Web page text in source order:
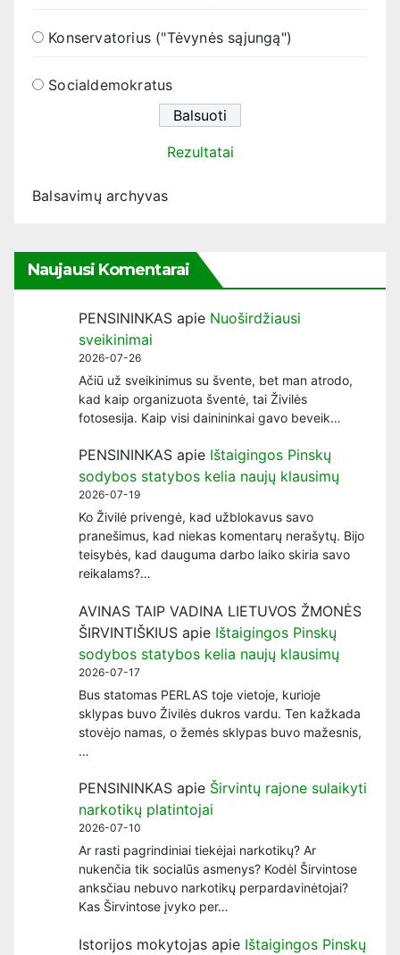
Konservatorius ("Tėvynės sąjungą")
Socialdemokratus
Rezultatai
Balsavimų archyvas
Naujausi Komentarai
PENSININKAS apie Nuoširdžiausi
sveikinimai
2026-07-26
Ačiū už sveikinimus su švente, bet man atrodo,
kad kaip organizuota šventė, tai Živilės
fotosesija. Kaip visi dainininkai gavo beveik…
PENSININKAS apie Ištaigingos Pinskų
sodybos statybos kelia naujų klausimų
2026-07-19
Ko Živilė privengė, kad užblokavus savo
pranešimus, kad niekas komentarų nerašytų. Bijo
teisybės, kad dauguma darbo laiko skiria savo
reikalams?…
AVINAS TAIP VADINA LIETUVOS ŽMONĖS
ŠIRVINTIŠKIUS apie Ištaigingos Pinskų
sodybos statybos kelia naujų klausimų
2026-07-17
Bus statomas PERLAS toje vietoje, kurioje
sklypas buvo Živilės dukros vardu. Ten kažkada
stovėjo namas, o žemės sklypas buvo mažesnis,
…
PENSININKAS apie Širvintų rajone sulaikyti
narkotikų platintojai
2026-07-10
Ar rasti pagrindiniai tiekėjai narkotikų? Ar
nukenčia tik socialūs asmenys? Kodėl Širvintose
anksčiau nebuvo narkotikų perpardavinėtojai?
Kas Širvintose įvyko per…
Istorijos mokytojas apie Ištaigingos Pinskų